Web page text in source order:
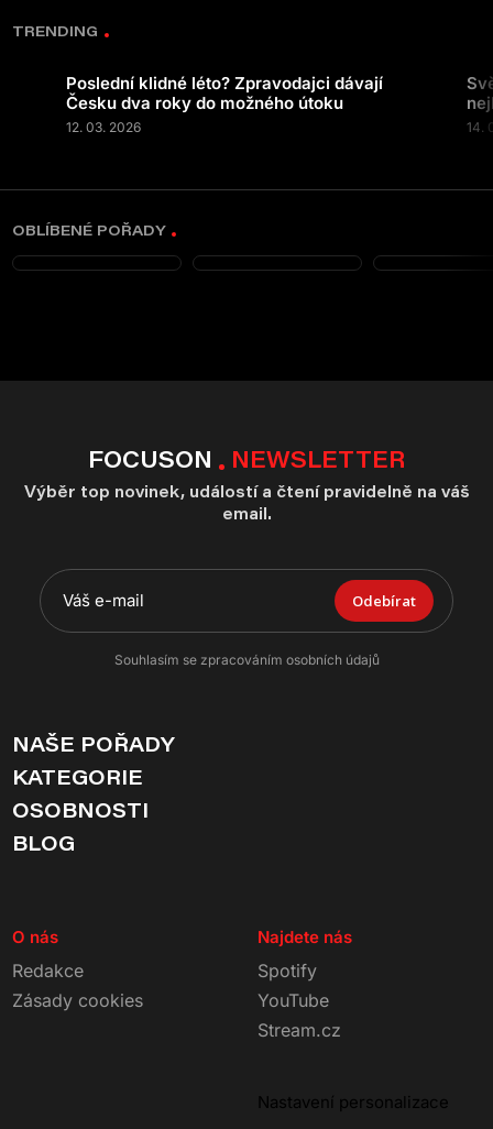
TRENDING
Poslední klidné léto? Zpravodajci dávají
Česku dva roky do možného útoku
12. 03. 2026 14.
OBLÍBENÉ POŘADY
FOCUSON NEWSLETTER
Výběr top novinek, událostí a čtení pravidelně na váš
email.
Odebírat
Souhlasím se zpracováním osobních údajů
NAŠE POŘADY
KATEGORIE
OSOBNOSTI
BLOG
O nás
Redakce
Zásady cookies
Najdete nás
Spotify
YouTube
Stream.cz
Nastavení personalizace